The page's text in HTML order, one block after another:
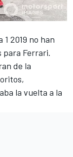
1 2019 no han
para Ferrari.
de la
la vuelta a la